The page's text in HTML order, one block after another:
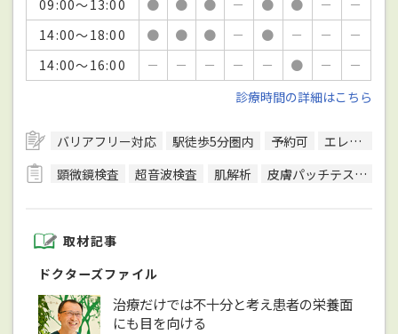
09:00～13:00 ● ● ● － ● ● －
－
14:00～18:00
● ● ● － ● － －
－
14:00～16:00
－ － － － － ● －
－
診療時間の詳細はこちら
バリアフリー対応 駅徒歩5分圏内 予約可
エレベーターあり
顕微鏡検査
超音波検査 肌解析 皮膚パッチテスト
取材記事
ドクターズファイル
治療だけでは不十分と考え患者の栄養面
にも目を向ける